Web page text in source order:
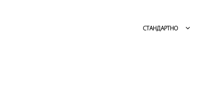
Р
СТАНДАРТНО